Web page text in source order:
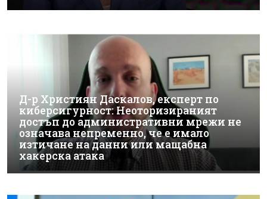
Д-р Християн Даскалов, експерт по
киберсигурност: Неоторизираният
достъп до административни мрежи не
означава непременно, че е имало
изтичане на данни или мащабна
хакерска атака